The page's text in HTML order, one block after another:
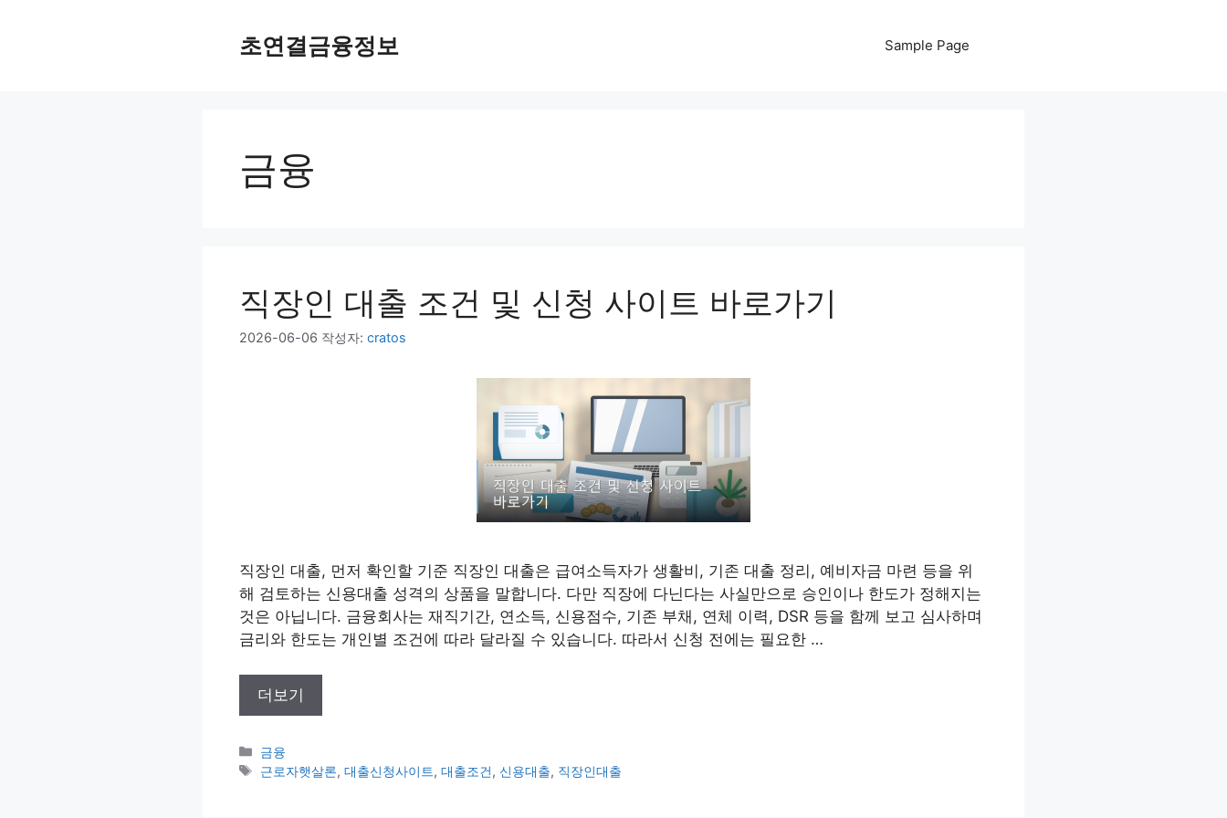
초연결금융정보 Sample Page
금융
직장인 대출 조건 및 신청 사이트 바로가기
2026-06-06 작성자: cratos
직장인 대출, 먼저 확인할 기준 직장인 대출은 급여소득자가 생활비, 기존 대출 정리, 예비자금 마련 등을 위
해 검토하는 신용대출 성격의 상품을 말합니다. 다만 직장에 다닌다는 사실만으로 승인이나 한도가 정해지는
것은 아닙니다. 금융회사는 재직기간, 연소득, 신용점수, 기존 부채, 연체 이력, DSR 등을 함께 보고 심사하며
금리와 한도는 개인별 조건에 따라 달라질 수 있습니다. 따라서 신청 전에는 필요한 …
더보기
카
테
금융
태
근로자햇살론,대출신청사이트,대출조건, 신용대출, 직장인대출